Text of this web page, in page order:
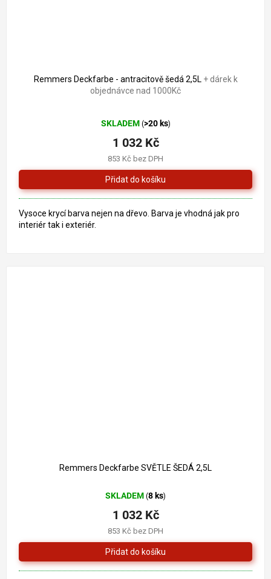
Remmers Deckfarbe - antracitově šedá 2,5L + dárek k
objednávce nad 1000Kč
hodnocení
produktu
je
5,0
z
5
hvězdiček.
SKLADEM (>20 ks)
853 Kč bez DPH
1 032 Kč
Vysoce krycí barva nejen na dřevo. Barva je vhodná jak pro
interiér tak i exteriér.
Remmers Deckfarbe SVĚTLE ŠEDÁ 2,5L
SKLADEM (8 ks)
853 Kč bez DPH
1 032 Kč